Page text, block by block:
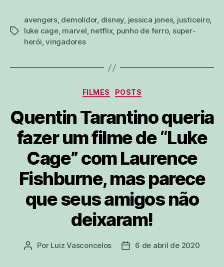
tags
avengers, demolidor, disney, jessica jones, justiceiro,
luke cage, marvel, netflix, punho de ferro, super-
herói,vingadores
Categorias
FILMES POSTS
Quentin Tarantino queria
fazer um filme de “Luke
Cage” com Laurence
Fishburne, mas parece
que seus amigos não
deixaram!
Autor
Por Luiz Vasconcelos
Data6 de abril de 2020